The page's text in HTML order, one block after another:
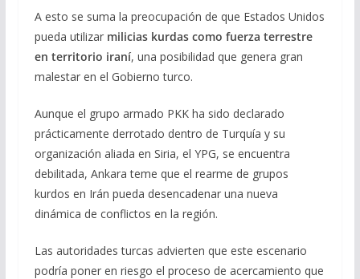
A esto se suma la preocupación de que Estados Unidos
pueda utilizar milicias kurdas como fuerza terrestre
en territorio iraní, una posibilidad que genera gran
malestar en el Gobierno turco.
Aunque el grupo armado PKK ha sido declarado
prácticamente derrotado dentro de Turquía y su
organización aliada en Siria, el YPG, se encuentra
debilitada, Ankara teme que el rearme de grupos
kurdos en Irán pueda desencadenar una nueva
dinámica de conflictos en la región.
Las autoridades turcas advierten que este escenario
podría poner en riesgo el proceso de acercamiento que